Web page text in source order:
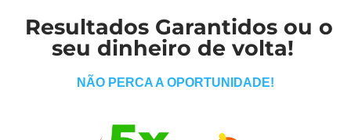
Resultados Garantidos ou o
seu dinheiro de volta!
NÃO PERCA A OPORTUNIDADE!